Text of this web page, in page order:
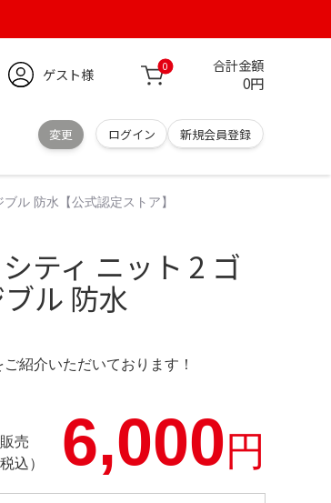
ゲスト様 0 合計金額
0円
変更 ログイン 新規会員登録
ル 防水【公式認定ストア】
ティ ニット 2 ゴ
ル 防水
紹介いただいております！
売
込）
6,000円